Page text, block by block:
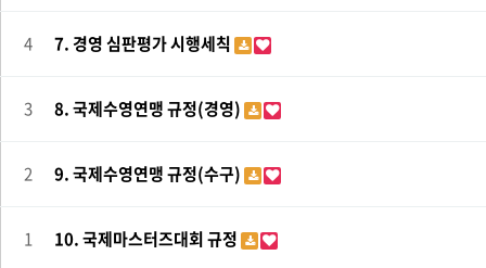
4 7. 경영 심판평가 시행세칙
3 8. 국제수영연맹 규정(경영)
2 9. 국제수영연맹 규정(수구)
1 10. 국제마스터즈대회 규정